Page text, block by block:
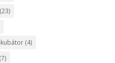
(23)
(4)
(7)